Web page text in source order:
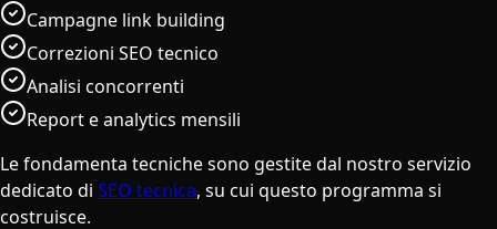
Campagne link building
Correzioni SEO tecnico
Analisi concorrenti
Report e analytics mensili
Le fondamenta tecniche sono gestite dal nostro servizio
dedicato di SEO tecnica, su cui questo programma si
costruisce.